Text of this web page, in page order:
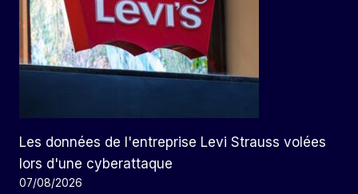
Les données de l'entreprise Levi Strauss volées
lors d'une cyberattaque
07/08/2026